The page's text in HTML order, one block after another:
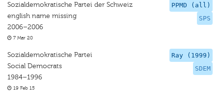
PPMD (all)
SPS
Sozialdemokratische Partei der Schweiz
english name missing
2006–2006
7 Mar 20
Ray (1999)
SDEM
Sozialdemokratische Partei
Social Democrats
1984–1996
19 Feb 15